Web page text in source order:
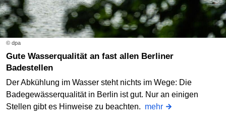
© dpa
Gute Wasserqualität an fast allen Berliner
Badestellen
Der Abkühlung im Wasser steht nichts im Wege: Die
Badegewässerqualität in Berlin ist gut. Nur an einigen
Stellen gibt es Hinweise zu beachten. mehr